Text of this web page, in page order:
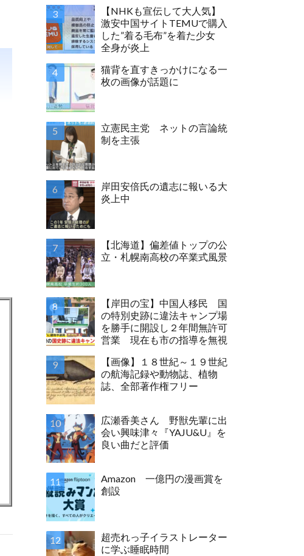
【NHKも宣伝して大人気】
激安中国サイトTEMUで購入
した”着る毛布”を着た少女
全身が炎上
猫背を直すきっかけになる一
枚の画像が話題に
立憲民主党 ネットの言論統
制を主張
岸田安倍氏の遺志に報いる大
炎上中
【北海道】偏差値トップの公
立・札幌南高校の卒業式風景
【岸田の宝】中国人移民 国
の特別史跡に違法キャンプ場
を勝手に開設し２年間無許可
営業 現在も市の指導を無視
【画像】１８世紀～１９世紀
の航海記録や動物誌、植物
誌、全部著作権フリー
広瀬香美さん 野獣先輩に出
会い興味津々『YAJU&U』を
良い曲だと評価
Amazon 一億円の漫画賞を
創設
超売れっ子イラストレーター
に学ぶ睡眠時間